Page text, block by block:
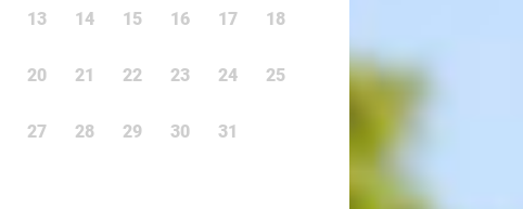
13 14 15 16 17 18
20 21 22 23 24 25
27 28 29 30 31